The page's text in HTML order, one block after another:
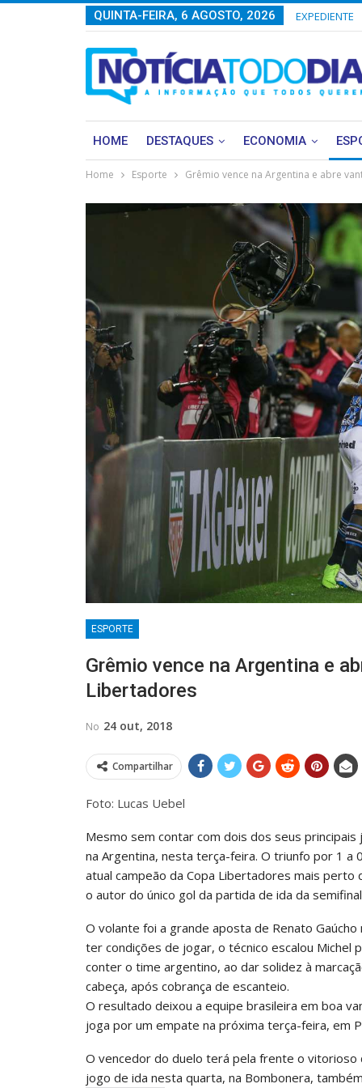
QUINTA-FEIRA, 6 AGOSTO, 2026 EXPEDIENTE
HOME DESTAQUES ECONOMIA
Home Esporte Grêmio vence na Argentina e abre
ESPORTE
Grêmio vence na Argentina e
Libertadores
No 24 out, 2018
Compartilhar
Foto: Lucas Uebel
Mesmo sem contar com dois dos seus
na Argentina, nesta terça-feira. O triunfo por 1 a
atual campeão da Copa Libertadores mais perto
o autor do único gol da partida de ida da
O volante foi a grande aposta de Renato
ter condições de jogar, o técnico escalou Michel
conter o time argentino, ao dar solidez à
cabeça, após cobrança de escanteio.
O resultado deixou a equipe brasileira em boa
joga por um empate na próxima terça-feira, em
O vencedor do duelo terá pela frente o vitorioso
jogo de ida nesta quarta, na Bombonera,